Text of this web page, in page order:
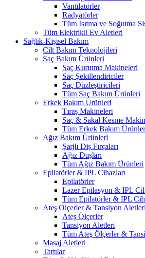
Vantilatörler
Radyatörler
Tüm Isıtma ve Soğutma
Tüm Elektrikli Ev Aletleri
Sağlık-Kişisel Bakım
Cilt Bakım Teknolojileri
Saç Bakım Ürünleri
Saç Kurutma Makineleri
Saç Şekillendiriciler
Saç Düzleştiricileri
Tüm Saç Bakım Ürünleri
Erkek Bakım Ürünleri
Tıraş Makineleri
Saç & Sakal Kesme
Tüm Erkek Bakım
Ağız Bakım Ürünleri
Şarjlı Diş Fırçaları
Ağız Duşları
Tüm Ağız Bakım Ürünleri
Epilatörler & IPL Cihazları
Epilatörler
Lazer Epilasyon & IPL
Tüm Epilatörler & IPL
Ateş Ölçerler & Tansiyon Aletleri
Ateş Ölçerler
Tansiyon Aletleri
Tüm Ateş Ölçerler &
Masaj Aletleri
Tartılar